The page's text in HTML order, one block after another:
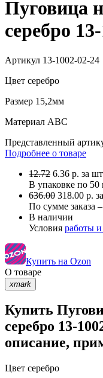
Пуговица
серебро
Артикул 13-1002-02-24
Цвет серебро
Размер 15,2мм
Материал АВС
Представленный
Подробнее о товаре
12.72 6.36 р. за шт
В упаковке по 50
636.00 318.00 р.
По сумме заказа –
В наличии
Условия работы и
Купить на Ozon
О товаре
xmark
Купить
серебро 13-
описание,
Цвет серебро